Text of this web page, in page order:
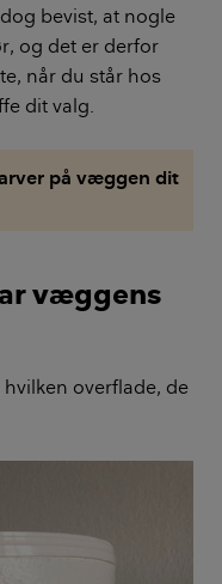
bevist, at nogle
og det er derfor
når du står hos
dit valg.
på væggen dit
væggens
overflade, de